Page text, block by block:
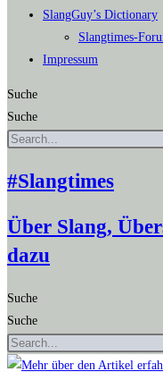
SlangGuy’s Dic­tion­a­ry
Slang­times-
Impres­sum
Suche
Suche
#Slangtimes
Über Slang,
dazu
Suche
Suche